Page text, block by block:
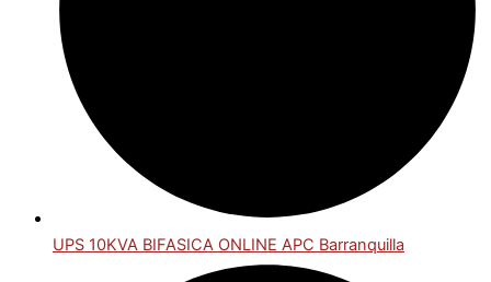
UPS 10KVA BIFASICA ONLINE APC Barranquilla